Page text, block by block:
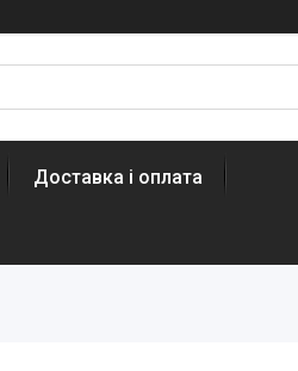
Доставка і оплата